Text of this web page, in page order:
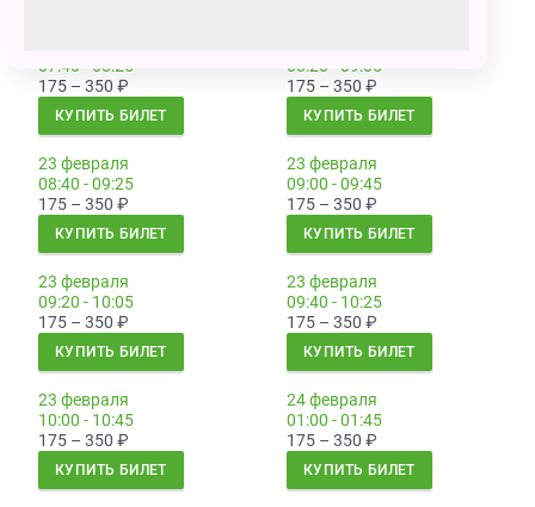
07:40 - 08:25
175 – 350 ₽
КУПИТЬ БИЛЕТ
08:20 - 09:05
175 – 350 ₽
КУПИТЬ БИЛЕТ
23 февраля
08:40 - 09:25
175 – 350 ₽
КУПИТЬ БИЛЕТ
23 февраля
09:00 - 09:45
175 – 350 ₽
КУПИТЬ БИЛЕТ
23 февраля
09:20 - 10:05
175 – 350 ₽
КУПИТЬ БИЛЕТ
23 февраля
09:40 - 10:25
175 – 350 ₽
КУПИТЬ БИЛЕТ
23 февраля
10:00 - 10:45
175 – 350 ₽
КУПИТЬ БИЛЕТ
24 февраля
01:00 - 01:45
175 – 350 ₽
КУПИТЬ БИЛЕТ